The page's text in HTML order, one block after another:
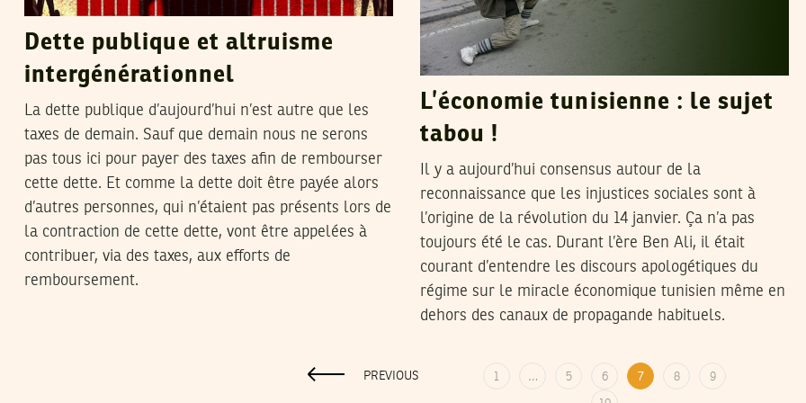
Dette publique et altruisme
intergénérationnel
La dette publique d’aujourd’hui n’est autre que les
taxes de demain. Sauf que demain nous ne serons
pas tous ici pour payer des taxes afin de rembourser
cette dette. Et comme la dette doit être payée alors
d’autres personnes, qui n’étaient pas présents lors de
la contraction de cette dette, vont être appelées à
contribuer, via des taxes, aux efforts de
remboursement.
L’économie tunisienne : le sujet
tabou !
Il y a aujourd’hui consensus autour de la
reconnaissance que les injustices sociales sont à
l’origine de la révolution du 14 janvier. Ça n’a pas
toujours été le cas. Durant l’ère Ben Ali, il était
courant d’entendre les discours apologétiques du
régime sur le miracle économique tunisien même en
dehors des canaux de propagande habituels.
PREVIOUS 1 … 5 6 7 8 9